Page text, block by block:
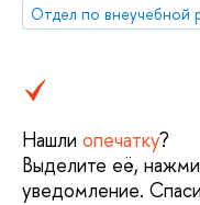
Нашли опечатку?
Выделите её,
уведомление.